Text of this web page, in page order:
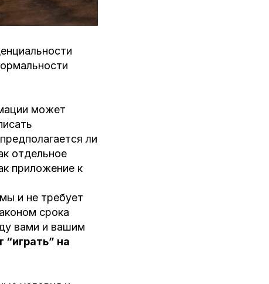
может
ли
отдельное
приложение к
и не требует
срока
вами и вашим
“играть” на